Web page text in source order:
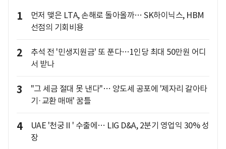
1
먼저 맺은 LTA, 손해로 돌아올까… SK하이닉스, HBM
선점의 기회비용
2
추석 전 '민생지원금' 또 푼다…1인당 최대 50만원 어디
서 받나
3
"그 세금 절대 못 낸다"… 양도세 공포에 '제자리 갈아타
기·교환 매매' 꿈틀
4
UAE '천궁Ⅱ' 수출에… LIG D&A, 2분기 영업익 30% 성
장